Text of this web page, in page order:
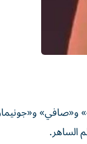
و«صافي»
الساهر.